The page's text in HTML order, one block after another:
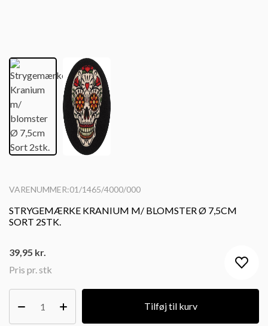
VARENUMMER:01/1465/4000/000
STRYGEMÆRKE KRANIUM M/ BLOMSTER Ø 7,5CM
SORT 2STK.
Pris pr. stk
39,95 kr.
Tilføj til kurv